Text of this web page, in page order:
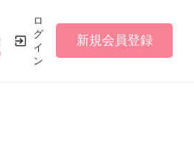
ロ
グ
イ
ン
新規会員登録